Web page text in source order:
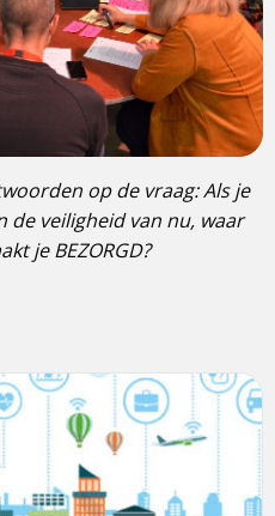
op de vraag: Als je
de veiligheid van nu, waar
je BEZORGD?